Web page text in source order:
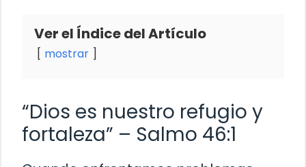
Ver el Índice del Artículo
mostrar
“Dios es nuestro refugio y
fortaleza” – Salmo 46:1